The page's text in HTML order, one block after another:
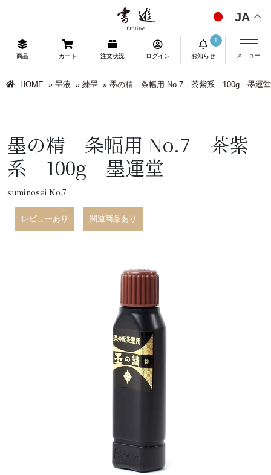
JA
商品 カート 注文状況 ログイン お知らせ
1
メニュー
HOME » 墨液 » 練墨 » 墨の精 条幅用 No.7 茶紫系 100g 墨運堂
墨の精 条幅用 No.7 茶紫
系 100g 墨運堂
suminosei No.7
レビューあり 関連商品あり